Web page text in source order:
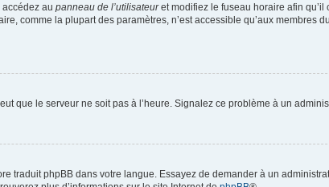
au panneau de l’utilisateuret modifiez le fuseau horaire afin qu’il
comme la plupart des paramètres, n’est accessible qu’aux membres
que le serveur ne soit pas à l’heure. Signalez ce problème à un
traduit phpBB dans votre langue. Essayez de demander à un